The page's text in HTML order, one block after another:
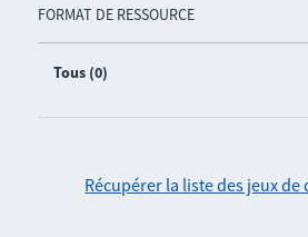
FORMAT DE RESSOURCE
Tous (0)
Récupérer la liste des jeux de